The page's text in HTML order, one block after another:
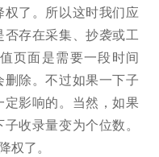
了。所以这时我们应
存在采集、抄袭或工
页面是需要一段时间
除。不过如果一下子
影响的。当然，如果
收录量变为个位数。
权了。